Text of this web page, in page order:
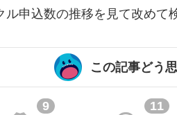
申込数の推移を見て改めて
この記事どう
9 11